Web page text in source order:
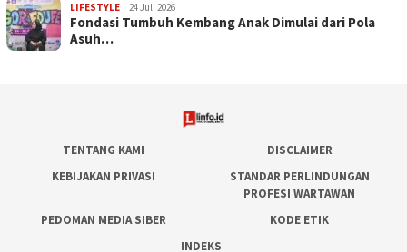
LIFESTYLE 24 Juli 2026
Fondasi Tumbuh Kembang Anak Dimulai dari Pola
Asuh…
TENTANG KAMI
DISCLAIMER
KEBIJAKAN PRIVASI
STANDAR PERLINDUNGAN
PROFESI WARTAWAN
PEDOMAN MEDIA SIBER
KODE ETIK
INDEKS